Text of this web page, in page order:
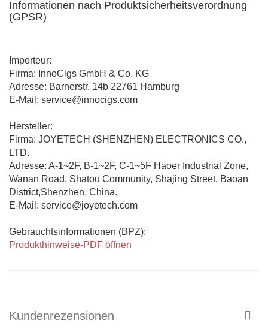
Informationen nach Produktsicherheitsverordnung
(GPSR)
Importeur:
Firma: InnoCigs GmbH & Co. KG
Adresse: Barnerstr. 14b 22761 Hamburg
E-Mail: service@innocigs.com
Hersteller:
Firma: JOYETECH (SHENZHEN) ELECTRONICS CO.,
LTD.
Adresse: A-1~2F, B-1~2F, C-1~5F Haoer Industrial Zone,
Wanan Road, Shatou Community, Shajing Street, Baoan
District,Shenzhen, China.
E-Mail: service@joyetech.com
Gebrauchtsinformationen (BPZ):
Produkthinweise-PDF öffnen
Kundenrezensionen